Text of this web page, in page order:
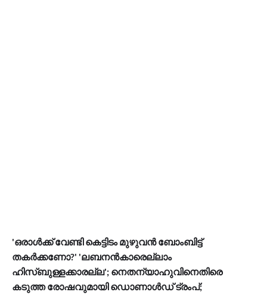
'ഒരാള്‍ക്ക് വേണ്ടി കെട്ടിടം മുഴുവന്‍ ബോംബിട്ട്
തകര്‍ക്കണോ?' 'ലബനന്‍കാരെല്ലാം
ഹിസ്ബുള്ളക്കാരല്ല'; നെതന്യാഹുവിനെതിരെ
കടുത്ത രോഷവുമായി ഡൊണാള്‍ഡ് ട്രംപ്;